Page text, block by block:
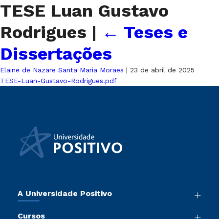
TESE Luan Gustavo
Rodrigues | ← Teses e
Dissertações
Elaine de Nazare Santa Maria Moraes | 23 de abril de 2025
TESE-Luan-Gustavo-Rodrigues.pdf
A Universidade Positivo
Cursos